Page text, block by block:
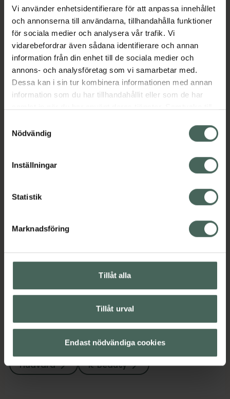
Vi använder enhetsidentifierare för att anpassa innehållet
och annonserna till användarna, tillhandahålla funktioner
för sociala medier och analysera vår trafik. Vi
vidarebefordrar även sådana identifierare och annan
information från din enhet till de sociala medier och
annons- och analysföretag som vi samarbetar med.
Dessa kan i sin tur kombinera informationen med annan
information som du har tillhandahållit eller som de har
återkalla ditt samtycke via webbplatsens
cookieinställningar. Ett återkallat samtycke påverkar inte
lagligheten av behandling som skett innan återkallelsen.
Nödvändig
Inställningar
Statistik
Marknadsföring
Tillåt alla
Tillåt urval
Endast nödvändiga cookies
från orenheter djupt nere i porerna till
solskydd, smink och ultrafina partiklar från
miljön. Denna rengöring torkar inte ut huden,
utan lämnar den återfuktad tack vare det
fuktgivande Yeoju-risextraktet.
Rekommenderas för:
•Mild och skonsam skumrengöring
friktion och avlägsnar orenheter skonsamt
Kategorier:
K-Beauty
Visa
Upptäck flera produkter inom
Ansiktsrengöring
Ansiktsvård
Hudvård
K-Beauty